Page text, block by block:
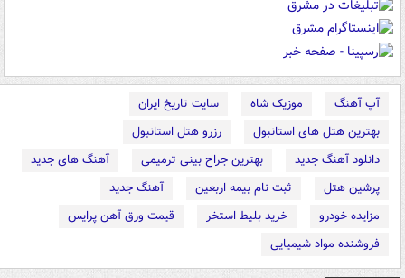
آپ آهنگ موزیک شاه
سایت تاریخ ایران
بهترین هتل های استانبول
رزرو هتل استانبول
دانلود آهنگ جدید
بهترین جراح بینی ترمیمی
آهنگ های جدید
پرشین هتل
ثبت نام بیمه اربعین
آهنگ جدید
مزایده خودرو
خرید بلیط استخر
قیمت ورق آهن پرایس
فروشنده مواد شیمیایی